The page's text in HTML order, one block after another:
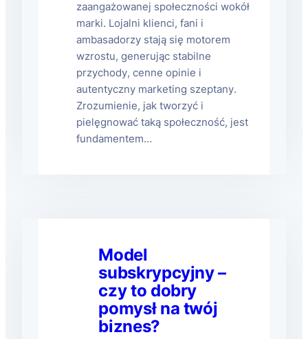
zaangażowanej społeczności wokół
marki. Lojalni klienci, fani i
ambasadorzy stają się motorem
wzrostu, generując stabilne
przychody, cenne opinie i
autentyczny marketing szeptany.
Zrozumienie, jak tworzyć i
pielęgnować taką społeczność, jest
fundamentem…
Model
subskrypcyjny –
czy to dobry
pomysł na twój
biznes?